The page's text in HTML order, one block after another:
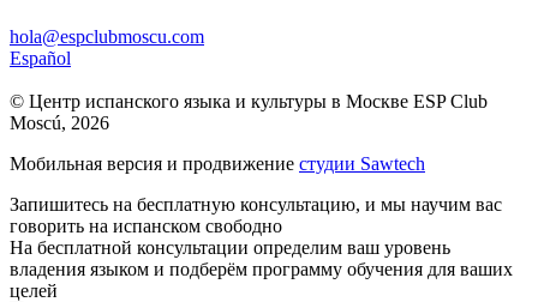
hola@espclubmoscu.com
Español
© Центр испанского языка и культуры в Москве ESP Club
Moscú, 2026
Мобильная версия и продвижение студии Sawtech
Запишитесь на бесплатную консультацию, и мы научим вас
говорить на испанском свободно
На бесплатной консультации определим ваш уровень
владения языком и подберём программу обучения для ваших
целей